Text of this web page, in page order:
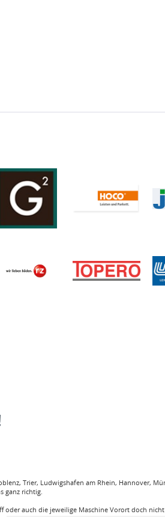
Trier, Ludwigshafen am Rhein, Hannover,
ganz richtig.
auch die jeweilige Maschine Vorort doch